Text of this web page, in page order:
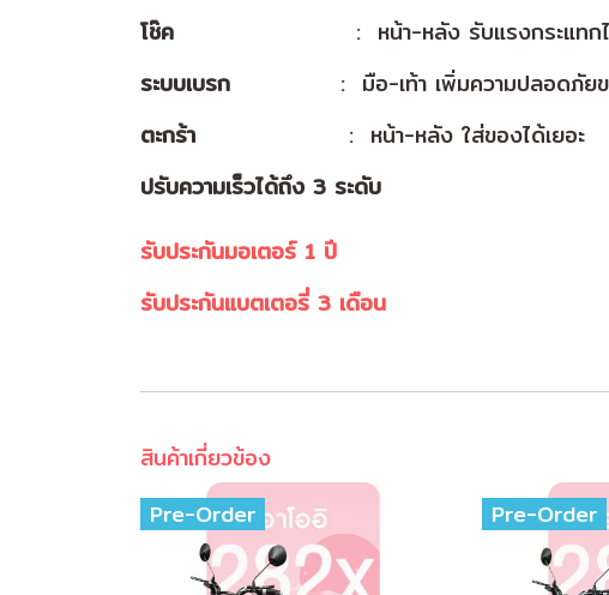
โช๊ค
: หน้า-หลัง รับแรงกระแทก
ระบบเบรก
: มือ-เท้า เพิ่มความปลอดภัย
ตะกร้า
: หน้า-หลัง ใส่ของได้เยอะ
ปรับความเร็วได้ถึง 3 ระดับ
รับประกันมอเตอร์ 1 ปี
รับประกันแบตเตอรี่ 3 เดือน
สินค้าเกี่ยวข้อง
Pre-Order
Pre-Order